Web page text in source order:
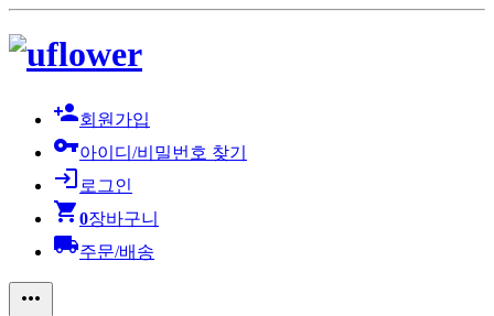
person_add회원가입
vpn_key아이디/비밀번호 찾기
login 로그인
shopping_cart0장바구니
local_shipping주문/배송
more_horiz